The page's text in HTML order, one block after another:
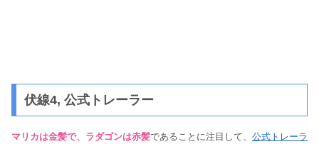
伏線4, 公式トレーラー
マリカは金髪で、ラダゴンは赤髪であることに注目して、 公式トレーラ